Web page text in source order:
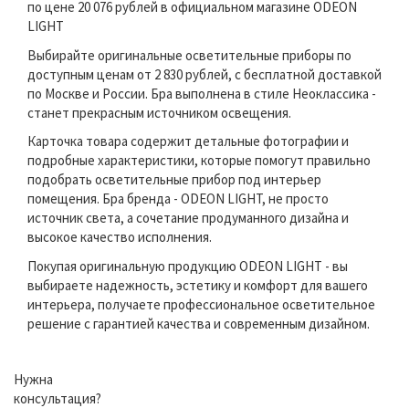
по цене 20 076 рублей в официальном магазине ODEON
LIGHT
Выбирайте оригинальные осветительные приборы по
доступным ценам от 2 830 рублей, с бесплатной доставкой
по Москве и России. Бра выполнена в стиле Неоклассика -
станет прекрасным источником освещения.
Карточка товара содержит детальные фотографии и
подробные характеристики, которые помогут правильно
подобрать осветительные прибор под интерьер
помещения. Бра бренда - ODEON LIGHT, не просто
источник света, а сочетание продуманного дизайна и
высокое качество исполнения.
Покупая оригинальную продукцию ODEON LIGHT - вы
выбираете надежность, эстетику и комфорт для вашего
интерьера, получаете профессиональное осветительное
решение с гарантией качества и современным дизайном.
Нужна
консультация?